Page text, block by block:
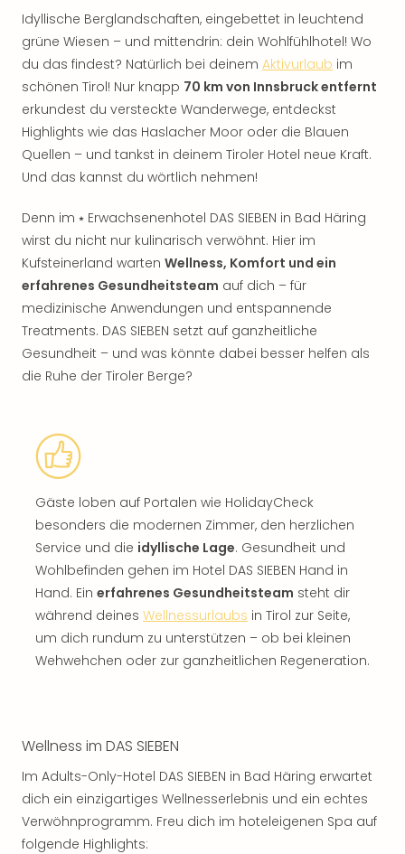
Idyllische Berglandschaften, eingebettet in leuchtend
grüne Wiesen – und mittendrin: dein Wohlfühlhotel! Wo
du das findest? Natürlich bei deinem Aktivurlaub im
schönen Tirol! Nur knapp 70 km von Innsbruck entfernt
erkundest du versteckte Wanderwege, entdeckst
Highlights wie das Haslacher Moor oder die Blauen
Quellen – und tankst in deinem Tiroler Hotel neue Kraft.
Und das kannst du wörtlich nehmen!
Denn im ⭑ Erwachsenenhotel DAS SIEBEN in Bad Häring
wirst du nicht nur kulinarisch verwöhnt. Hier im
Kufsteinerland warten Wellness, Komfort und ein
erfahrenes Gesundheitsteam auf dich – für
medizinische Anwendungen und entspannende
Treatments. DAS SIEBEN setzt auf ganzheitliche
Gesundheit – und was könnte dabei besser helfen als
die Ruhe der Tiroler Berge?
Gäste loben auf Portalen wie HolidayCheck
besonders die modernen Zimmer, den herzlichen
Service und die idyllische Lage. Gesundheit und
Wohlbefinden gehen im Hotel DAS SIEBEN Hand in
Hand. Ein erfahrenes Gesundheitsteam steht dir
während deines Wellnessurlaubs in Tirol zur Seite,
um dich rundum zu unterstützen – ob bei kleinen
Wehwehchen oder zur ganzheitlichen Regeneration.
Wellness im DAS SIEBEN
Im Adults-Only-Hotel DAS SIEBEN in Bad Häring erwartet
dich ein einzigartiges Wellnesserlebnis und ein echtes
Verwöhnprogramm. Freu dich im hoteleigenen Spa auf
folgende Highlights: